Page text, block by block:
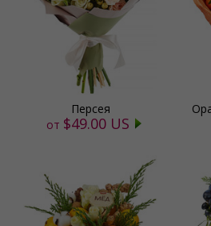
Персея
от $49.00 US